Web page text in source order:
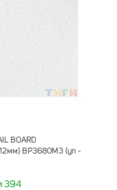
BOARD
ВР3680М3 (уп -
394